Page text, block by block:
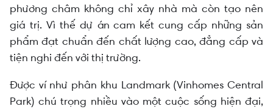
phương châm không chỉ xây nhà mà còn tạo nên
giá trị. Vì thế dự án cam kết cung cấp những sản
phẩm đạt chuẩn đến chất lượng cao, đẳng cấp và
tiện nghi đến với thị trường.
Được ví như phân khu Landmark (Vinhomes Central
Park) chú trọng nhiều vào một cuộc sống hiện đại,